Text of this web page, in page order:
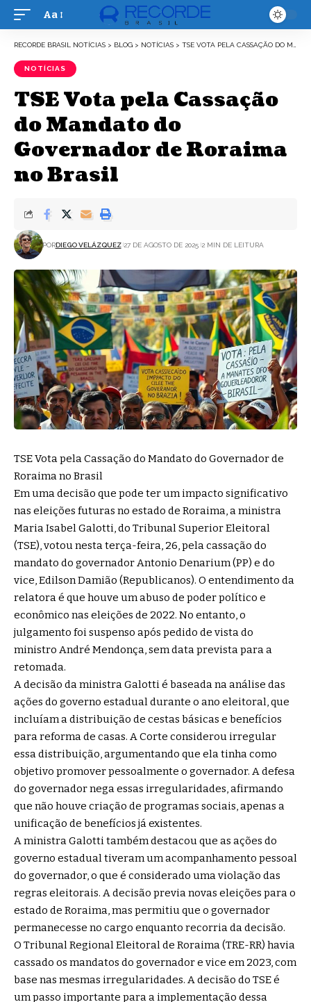
Font
Aa
RECORDE BRASIL NOTÍCIAS > BLOG > NOTÍCIAS > TSE VOTA PELA CASSAÇÃO DO MANDATO DO GOVERNADOR DE RORAIMA NO BRASIL
NOTÍCIAS
TSE Vota pela Cassação
do Mandato do
Governador de Roraima
no Brasil
PORDIEGO VELÁZQUEZ 27 DE AGOSTO DE 2025 2 MIN DE LEITURA
TSE Vota pela Cassação do Mandato do Governador de
Roraima no Brasil
Em uma decisão que pode ter um impacto significativo
nas eleições futuras no estado de Roraima, a ministra
Maria Isabel Galotti, do Tribunal Superior Eleitoral
(TSE), votou nesta terça-feira, 26, pela cassação do
mandato do governador Antonio Denarium (PP) e do
vice, Edilson Damião (Republicanos). O entendimento da
relatora é que houve um abuso de poder político e
econômico nas eleições de 2022. No entanto, o
julgamento foi suspenso após pedido de vista do
ministro André Mendonça, sem data prevista para a
retomada.
A decisão da ministra Galotti é baseada na análise das
ações do governo estadual durante o ano eleitoral, que
incluíam a distribuição de cestas básicas e benefícios
para reforma de casas. A Corte considerou irregular
essa distribuição, argumentando que ela tinha como
objetivo promover pessoalmente o governador. A defesa
do governador nega essas irregularidades, afirmando
que não houve criação de programas sociais, apenas a
unificação de benefícios já existentes.
A ministra Galotti também destacou que as ações do
governo estadual tiveram um acompanhamento pessoal
do governador, o que é considerado uma violação das
regras eleitorais. A decisão previa novas eleições para o
estado de Roraima, mas permitiu que o governador
permanecesse no cargo enquanto recorria da decisão.
O Tribunal Regional Eleitoral de Roraima (TRE-RR) havia
cassado os mandatos do governador e vice em 2023, com
base nas mesmas irregularidades. A decisão do TSE é
um passo importante para a implementação dessa